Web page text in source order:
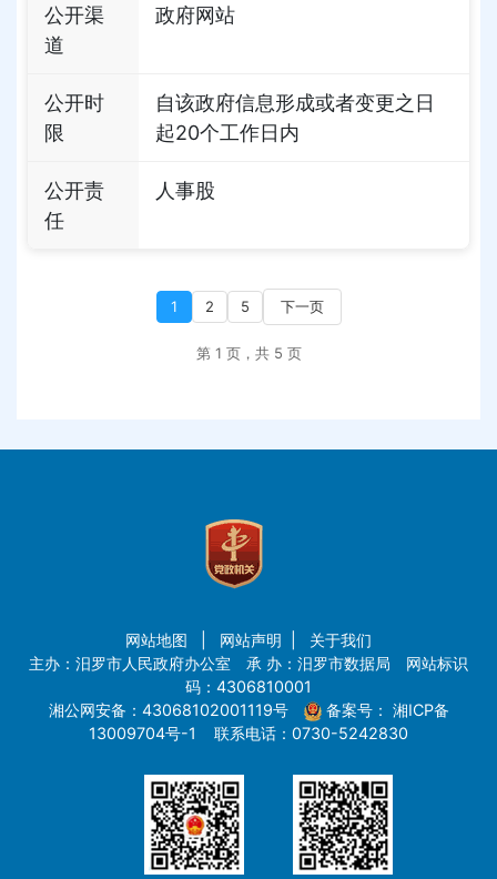
公开渠
道
政府网站
公开时
限
自该政府信息形成或者变更之日
起20个工作日内
公开责
任
人事股
1 2 5 下一页
第 1 页，共 5 页
网站地图 网站声明
关于我们
主办：汨罗市人民政府办公室 承 办：汨罗市数据局 网站标识
码：4306810001
湘公网安备：43068102001119号
备案号： 湘ICP备
13009704号-1
联系电话：0730-5242830